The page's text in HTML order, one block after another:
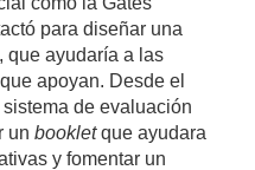
para diseñar una
que ayudaría a las
apoyan. Desde el
de evaluación
unbookletque ayudara
y fomentar un